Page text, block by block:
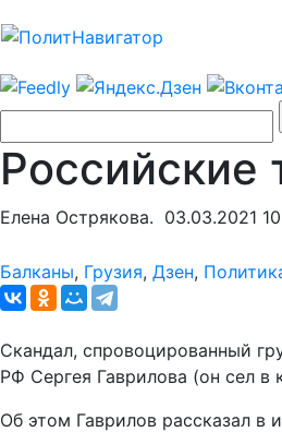
Российские
Елена Острякова. 03.03.2021
Балканы, Грузия, Дзен,
Скандал, спровоцированный
РФ Сергея Гаврилова (он сел в
Об этом Гаврилов рассказал в